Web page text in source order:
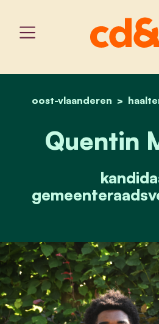
oost-vlaanderen
Quentin